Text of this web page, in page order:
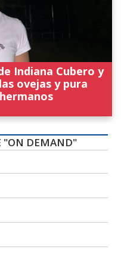
Indiana Cubero y
ovejas y pura
"ON DEMAND"